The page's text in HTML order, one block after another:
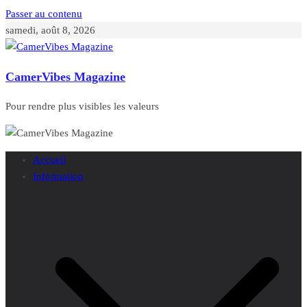
Passer au contenu
samedi, août 8, 2026
CamerVibes Magazine
Pour rendre plus visibles les valeurs
Accueil
Information